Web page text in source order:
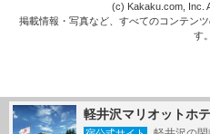
軽井沢マリオットホ
(c) Kakaku.com, Inc.
掲載情報・写真など、すべてのコンテン
す。